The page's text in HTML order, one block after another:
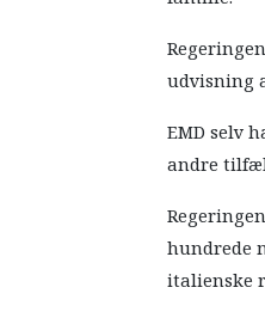
udvisning
EMD selv
andre
hundrede
italienske